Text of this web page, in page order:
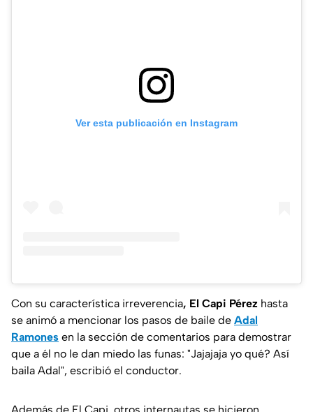
Ver esta publicación en Instagram
Con su característica irreverencia, El Capi Pérez hasta
se animó a mencionar los pasos de baile de Adal
Ramones en la sección de comentarios para demostrar
que a él no le dan miedo las funas: "Jajajaja yo qué? Así
baila Adal", escribió el conductor.